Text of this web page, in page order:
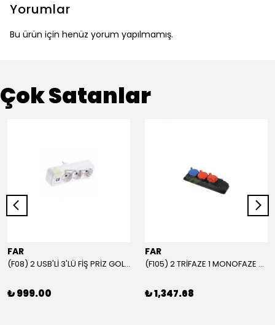
Yorumlar
Bu ürün için henüz yorum yapılmamış.
Çok Satanlar
FAR
(F08) 2 USB'Lİ 3'LÜ FİŞ PRİZ GOLYAT
₺ 999.00
FAR
(F105) 2 TRİFAZE 1 MONOFAZE GRUP PRİZ
₺ 1,347.68